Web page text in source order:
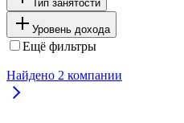
Тип занятости
Уровень дохода
Ещё фильтры
Найдено 2 компании